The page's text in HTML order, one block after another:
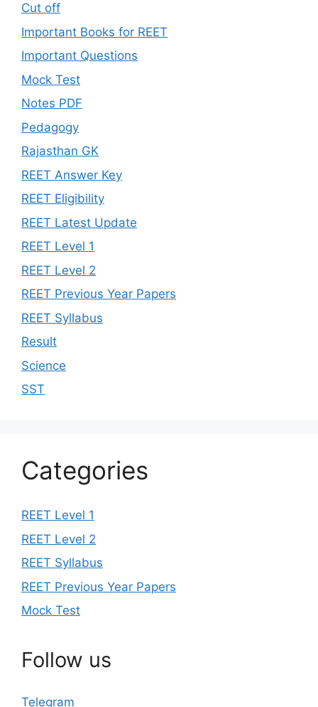
Cut off
Important Books for REET
Important Questions
Mock Test
Notes PDF
Pedagogy
Rajasthan GK
REET Answer Key
REET Eligibility
REET Latest Update
REET Level 1
REET Level 2
REET Previous Year Papers
REET Syllabus
Result
Science
SST
Categories
REET Level 1
REET Level 2
REET Syllabus
REET Previous Year Papers
Mock Test
Follow us
Telegram